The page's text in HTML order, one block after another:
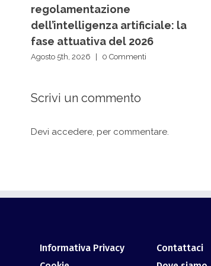
regolamentazione
dell’intelligenza artificiale: la
fase attuativa del 2026
Agosto 5th, 2026 | 0 Commenti
Scrivi un commento
Devi accedere , per commentare.
Informativa Privacy
Contattaci